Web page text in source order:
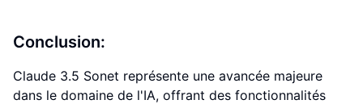
Conclusion:
Claude 3.5 Sonet représente une avancée majeure
dans le domaine de l'IA, offrant des fonctionnalités